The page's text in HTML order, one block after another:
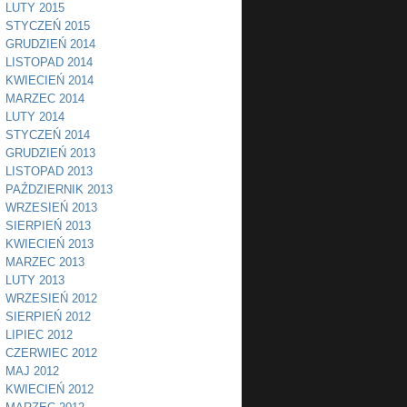
LUTY 2015
STYCZEŃ 2015
GRUDZIEŃ 2014
LISTOPAD 2014
KWIECIEŃ 2014
MARZEC 2014
LUTY 2014
STYCZEŃ 2014
GRUDZIEŃ 2013
LISTOPAD 2013
PAŹDZIERNIK 2013
WRZESIEŃ 2013
SIERPIEŃ 2013
KWIECIEŃ 2013
MARZEC 2013
LUTY 2013
WRZESIEŃ 2012
SIERPIEŃ 2012
LIPIEC 2012
CZERWIEC 2012
MAJ 2012
KWIECIEŃ 2012